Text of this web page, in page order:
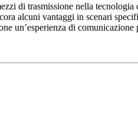
di trasmissione nella
alcuni vantaggi in scenari
un’esperienza di